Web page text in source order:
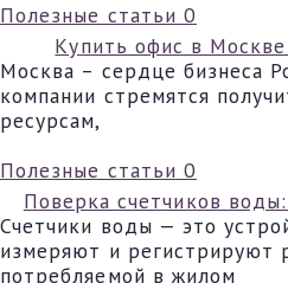
Полезные статьи 0
Купить офис в
Москва – сердце бизнеса
компании стремятся
ресурсам,
Полезные статьи 0
Поверка счетчиков
Счетчики воды — это
измеряют и регистрируют
потребляемой в жилом